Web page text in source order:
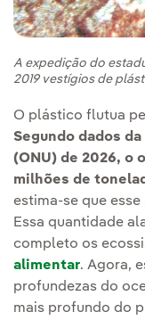
A expedição do
2019 vestígios de
O plástico flutua
Segundo dados
(ONU) de 2026, o
milhões de
estima-se que
Essa quantidade
completo os
alimentar. Agora,
profundezas do
mais profundo do